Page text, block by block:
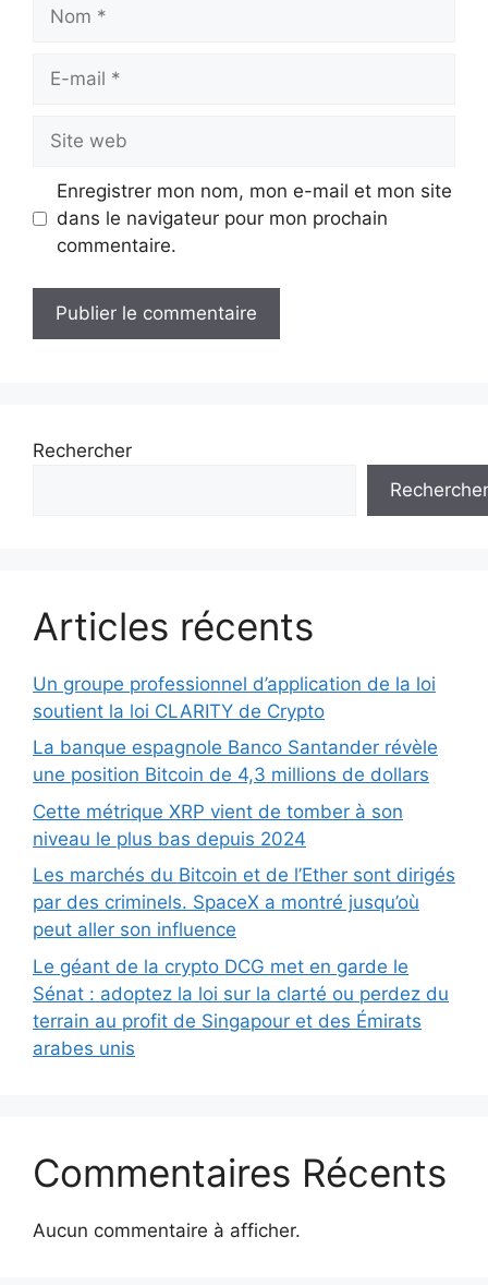
Site
web
Enregistrer mon nom, mon e-mail et mon site
dans le navigateur pour mon prochain
commentaire.
Rechercher
Rechercher
Articles récents
Un groupe professionnel d’application de la loi
soutient la loi CLARITY de Crypto
La banque espagnole Banco Santander révèle
une position Bitcoin de 4,3 millions de dollars
Cette métrique XRP vient de tomber à son
niveau le plus bas depuis 2024
Les marchés du Bitcoin et de l’Ether sont dirigés
par des criminels. SpaceX a montré jusqu’où
peut aller son influence
Le géant de la crypto DCG met en garde le
Sénat : adoptez la loi sur la clarté ou perdez du
terrain au profit de Singapour et des Émirats
arabes unis
Commentaires Récents
Aucun commentaire à afficher.